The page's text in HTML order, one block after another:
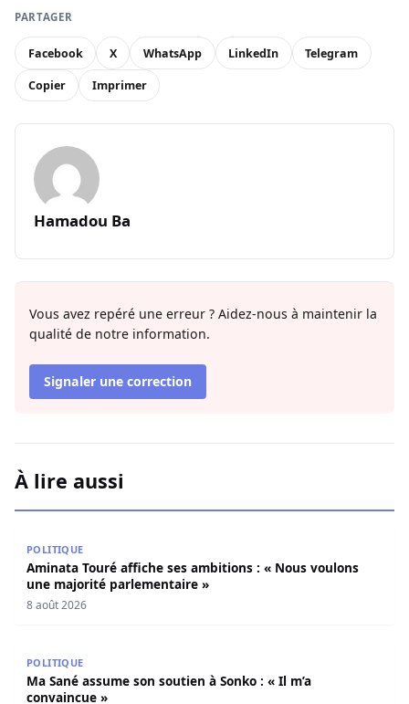
PARTAGER
Facebook X WhatsApp LinkedIn Telegram
Copier Imprimer
Hamadou Ba
Vous avez repéré une erreur ? Aidez-nous à maintenir la
qualité de notre information.
Signaler une correction
À lire aussi
POLITIQUE
Aminata Touré affiche ses ambitions : « Nous voulons
une majorité parlementaire »
8 août 2026
POLITIQUE
Ma Sané assume son soutien à Sonko : « Il m’a
convaincue »